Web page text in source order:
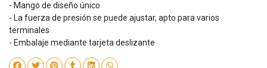
- Mango de diseño único
- La fuerza de presión se puede ajustar, apto para varios
terminales
- Embalaje mediante tarjeta deslizante